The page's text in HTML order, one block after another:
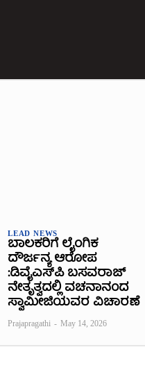
LEAD NEWS
ಬಾಲಕರಿಗೆ ಲೈಂಗಿಕ
ದೌರ್ಜನ್ಯ ಆರೋಪ
:ಡಿವೈಎಸ್‌ಪಿ ಬಸವರಾಜ್
ನೇತೃತ್ವದಲ್ಲಿ ವಚನಾನಂದ
ಸ್ವಾಮೀಜಿಯವರ ವಿಚಾರಣೆ
Prajapragathi - May 14, 2026